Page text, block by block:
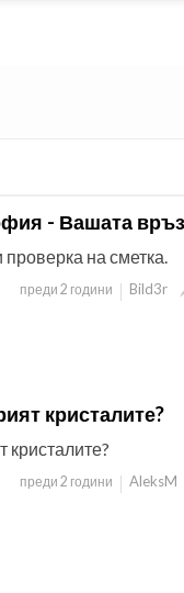
- Вашата
на сметка.
преди 2 години Bild3r
кристалите?
кристалите?
преди 2 години AleksM